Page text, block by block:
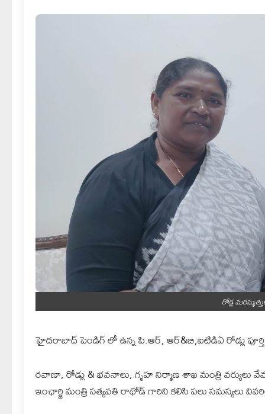
రోడ్ల
హైదరాబాద్ పెండిగ్ లో ఉన్న పి.ఆర్, ఆర్&బి,ఐటిడిఏ రోడ్లు పూర్తి
రవాణా, రోడ్లు & భవనాలు, గృహ నిర్మాణ శాఖ మంత్రి వర్యులు
ఇంఛార్జి మంత్రి సత్యవతి రాథోడ్ గారిని కలిసి పలు సమస్యలు